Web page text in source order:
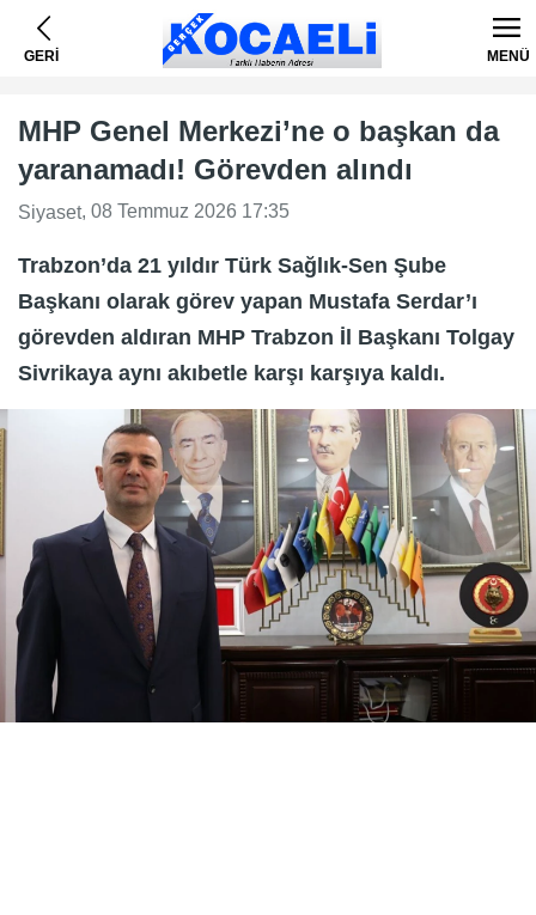
GERİ MENÜ
MHP Genel Merkezi’ne o başkan da
yaranamadı! Görevden alındı
Siyaset, 08 Temmuz 2026 17:35
Trabzon’da 21 yıldır Türk Sağlık-Sen Şube
Başkanı olarak görev yapan Mustafa Serdar’ı
görevden aldıran MHP Trabzon İl Başkanı Tolgay
Sivrikaya aynı akıbetle karşı karşıya kaldı.